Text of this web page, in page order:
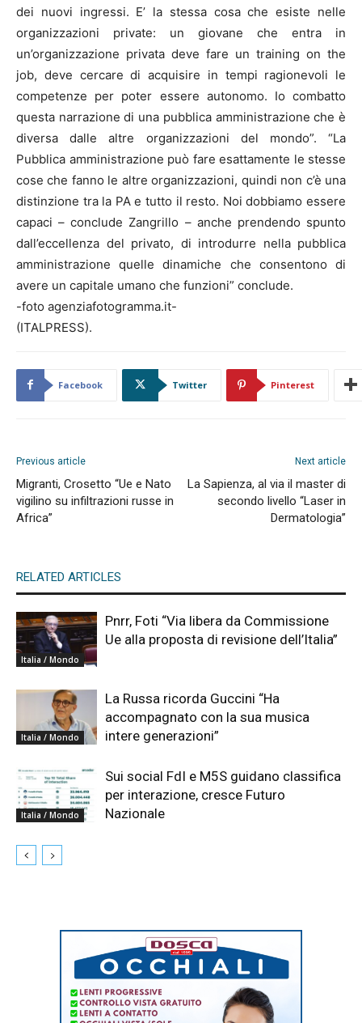
dei nuovi ingressi. E’ la stessa cosa che esiste nelle
organizzazioni private: un giovane che entra in
un’organizzazione privata deve fare un training on the
job, deve cercare di acquisire in tempi ragionevoli le
competenze per poter essere autonomo. Io combatto
questa narrazione di una pubblica amministrazione che è
diversa dalle altre organizzazioni del mondo”. “La
Pubblica amministrazione può fare esattamente le stesse
cose che fanno le altre organizzazioni, quindi non c’è una
distinzione tra la PA e tutto il resto. Noi dobbiamo essere
capaci – conclude Zangrillo – anche prendendo spunto
dall’eccellenza del privato, di introdurre nella pubblica
amministrazione quelle dinamiche che consentono di
avere un capitale umano che funzioni” conclude.
-foto agenziafotogramma.it-
(ITALPRESS).
Facebook Twitter Pinterest
Previous article
Migranti, Crosetto “Ue e Nato
vigilino su infiltrazioni russe in
Africa”
Next article
La Sapienza, al via il master di
secondo livello “Laser in
Dermatologia”
RELATED ARTICLES
Italia / Mondo
Pnrr, Foti “Via libera da Commissione
Ue alla proposta di revisione dell’Italia”
Italia / Mondo
La Russa ricorda Guccini “Ha
accompagnato con la sua musica
intere generazioni”
Italia / Mondo
Sui social FdI e M5S guidano classifica
per interazione, cresce Futuro
Nazionale